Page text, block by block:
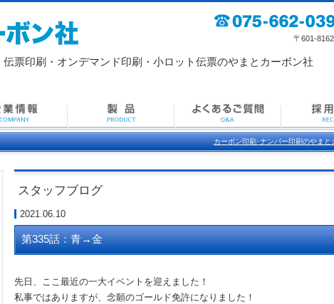
伝票印刷・ オンデマンド印刷・小ロット伝票のやまとカーボン社
〒601-8162 京都
カーボン印刷･ナンバー印刷のやまと
スタッフブログ
2021.06.10
第335話：青→金
先日、ここ最近の一大イベントを迎えました！
私事ではありますが、念願のゴールド免許になりました！